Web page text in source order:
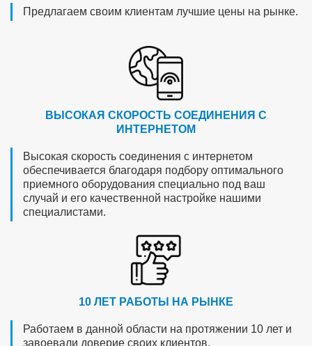
Предлагаем своим клиентам лучшие цены на рынке.
ВЫСОКАЯ СКОРОСТЬ СОЕДИНЕНИЯ С
ИНТЕРНЕТОМ
Высокая скорость соединения с интернетом
обеспечивается благодаря подбору оптимального
приемного оборудования специально под ваш
случай и его качественной настройке нашими
специалистами.
10 ЛЕТ РАБОТЫ НА РЫНКЕ
Работаем в данной области на протяжении 10 лет и
завоевали доверие своих клиентов.